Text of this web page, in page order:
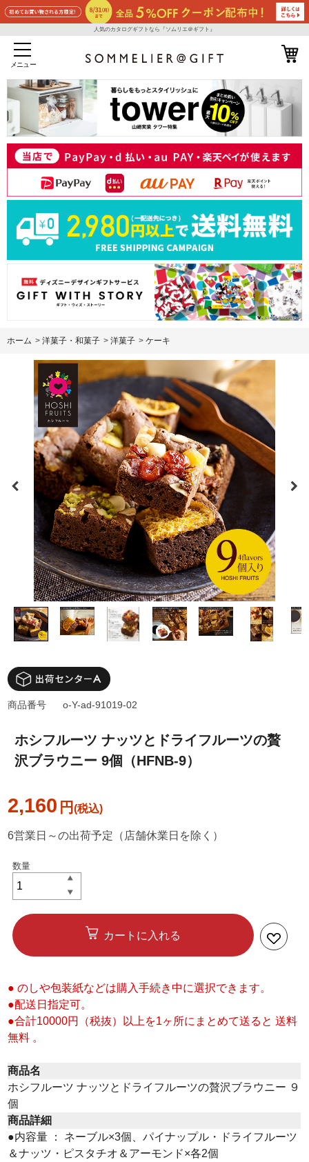
人気のカタログギフトなら『ソムリエ＠ギフト』
メニュー
ホーム > 洋菓子・和菓子 > 洋菓子 > ケーキ
ホシフルーツ ナッツとドライフルーツの贅
沢ブラウニー 9個（HFNB-9）
2,160 円
商品番号 o-Y-ad-91019-02
6営業日～の出荷予定（店舗休業日を除く）
カートに入れる
● のしや包装紙などは購入手続き中に選択できます。
●配送日指定可。
●合計10000円（税抜）以上を1ヶ所にまとめて送ると 送料
無料 。
商品名
ホシフルーツ ナッツとドライフルーツの贅沢ブラウニー ９
個
商品詳細
●内容量 ： ネーブル×3個、パイナップル・ドライフルーツ
＆ナッツ・ピスタチオ＆アーモンド×各2個